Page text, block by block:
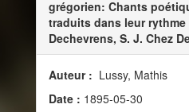
grégorien: Chants
traduits dans leur rythme
Dechevrens, S. J. Chez
Auteur : Lussy, Mathis
Date : 1895-05-30